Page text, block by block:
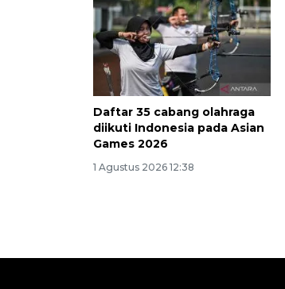
Daftar 35 cabang olahraga
diikuti Indonesia pada Asian
Games 2026
1 Agustus 2026 12:38